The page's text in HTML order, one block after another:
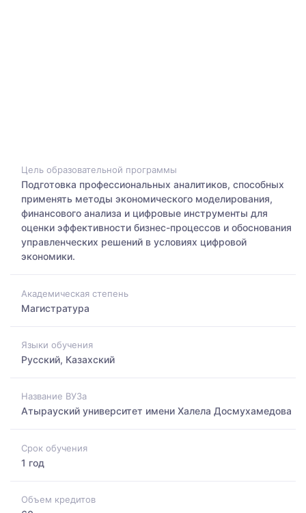
Цель образовательной программы
Подготовка профессиональных аналитиков, способных
применять методы экономического моделирования,
финансового анализа и цифровые инструменты для
оценки эффективности бизнес-процессов и обоснования
управленческих решений в условиях цифровой
экономики.
Академическая степень
Магистратура
Языки обучения
Русский, Казахский
Название ВУЗа
Атырауский университет имени Халела Досмухамедова
Срок обучения
1 год
Объем кредитов